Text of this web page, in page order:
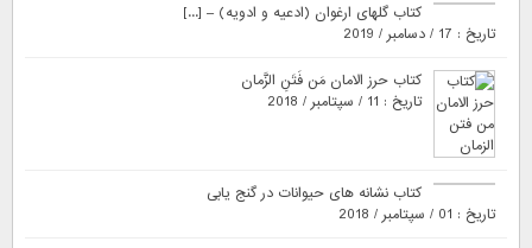
کتاب گلهای ارغوان (ادعیه و ادویه) – [...]
تاریخ : 17 / دسامبر / 2019
کتاب حرز الامان مَن فَتَنِ الزَّمان
تاریخ : 11 / سپتامبر / 2018
کتاب نشانه های حیوانات در گنج یابی
تاریخ : 01 / سپتامبر / 2018